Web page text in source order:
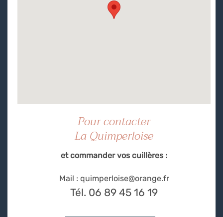
Pour contacter
La Quimperloise
et commander vos cuillères :
Mail : quimperloise@orange.fr
Tél. 06 89 45 16 19